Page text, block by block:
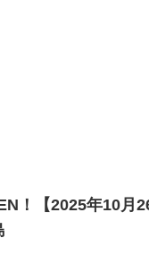
！【2025年10月